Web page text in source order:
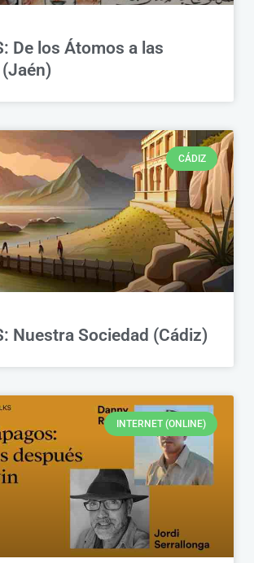
De los Átomos a las
CÁDIZ
Nuestra Sociedad (Cádiz)
INTERNET (ONLINE)